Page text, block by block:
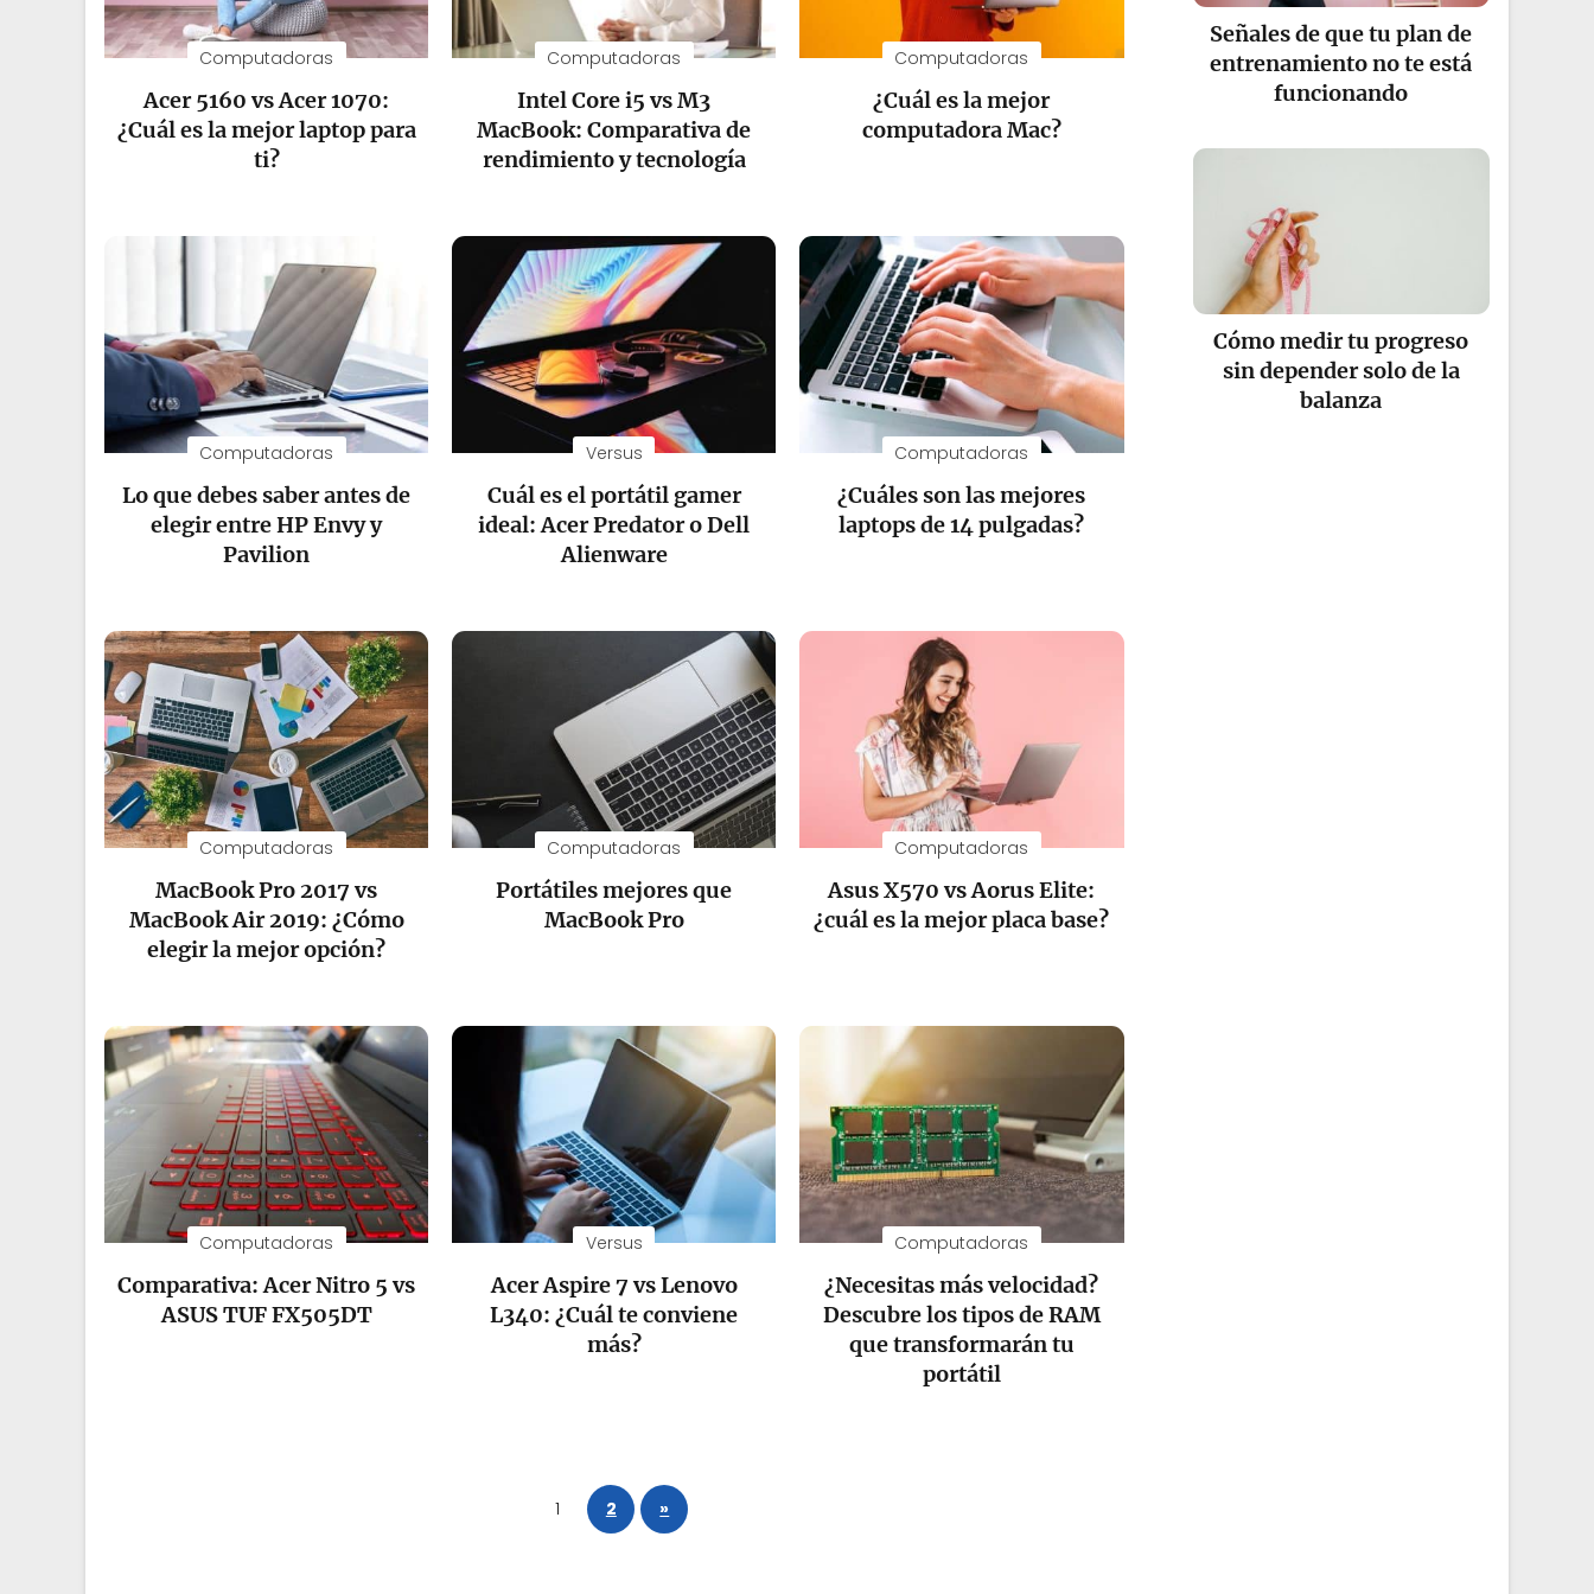
Computadoras
Acer 5160 vs Acer 1070:
¿Cuál es la mejor laptop para
ti?
Computadoras
Intel Core i5 vs M3
MacBook: Comparativa de
rendimiento y tecnología
Computadoras
¿Cuál es la mejor
computadora Mac?
Computadoras
Lo que debes saber antes de
elegir entre HP Envy y
Pavilion
Versus
Cuál es el portátil gamer
ideal: Acer Predator o Dell
Alienware
Computadoras
¿Cuáles son las mejores
laptops de 14 pulgadas?
Computadoras
MacBook Pro 2017 vs
MacBook Air 2019: ¿Cómo
elegir la mejor opción?
Computadoras
Portátiles mejores que
MacBook Pro
Computadoras
Asus X570 vs Aorus Elite:
¿cuál es la mejor placa base?
Computadoras
Comparativa: Acer Nitro 5 vs
ASUS TUF FX505DT
Versus
Acer Aspire 7 vs Lenovo
L340: ¿Cuál te conviene
más?
Computadoras
¿Necesitas más velocidad?
Descubre los tipos de RAM
que transformarán tu
portátil
1 2 »
Señales de que tu plan de
entrenamiento no te está
funcionando
Cómo medir tu progreso
sin depender solo de la
balanza